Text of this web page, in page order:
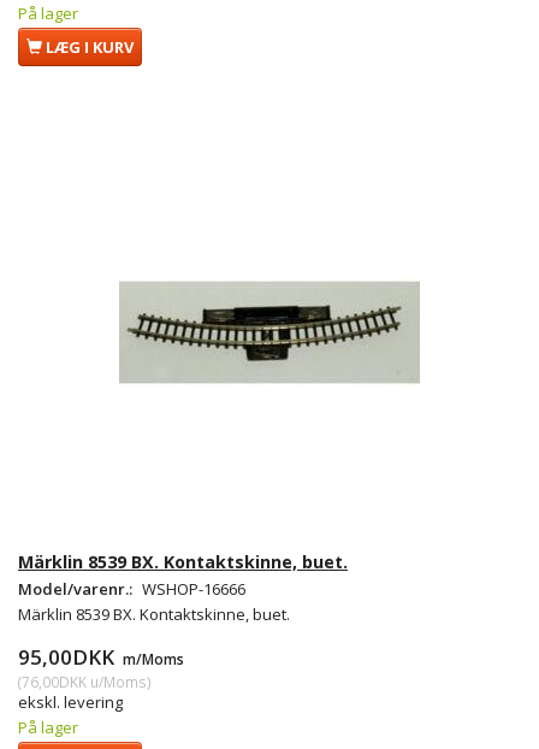
På lager
LÆG I KURV
Märklin 8539 BX. Kontaktskinne, buet.
Model/varenr.: WSHOP-16666
Märklin 8539 BX. Kontaktskinne, buet.
95,00DKK m/Moms
(76,00DKK u/Moms)
ekskl. levering
På lager